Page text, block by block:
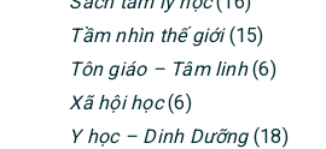
Tầm nhìn thế giới(15)
Tôn giáo – Tâm linh(6)
Xã hội học(6)
Y học – Dinh Dưỡng(18)